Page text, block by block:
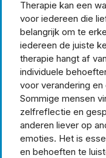
Therapie kan een
voor iedereen die
belangrijk om te
iedereen de juiste
therapie hangt af
individuele
voor verandering
Sommige mensen
zelfreflectie en
anderen liever op
emoties. Het is
en behoeften te